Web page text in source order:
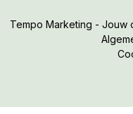
Tempo Marketing - Jouw